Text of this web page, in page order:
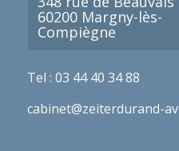
60200 Margny-lès-
Compiègne
Tel : 03 44 40 34 88
cabinet@zeiterdurand-